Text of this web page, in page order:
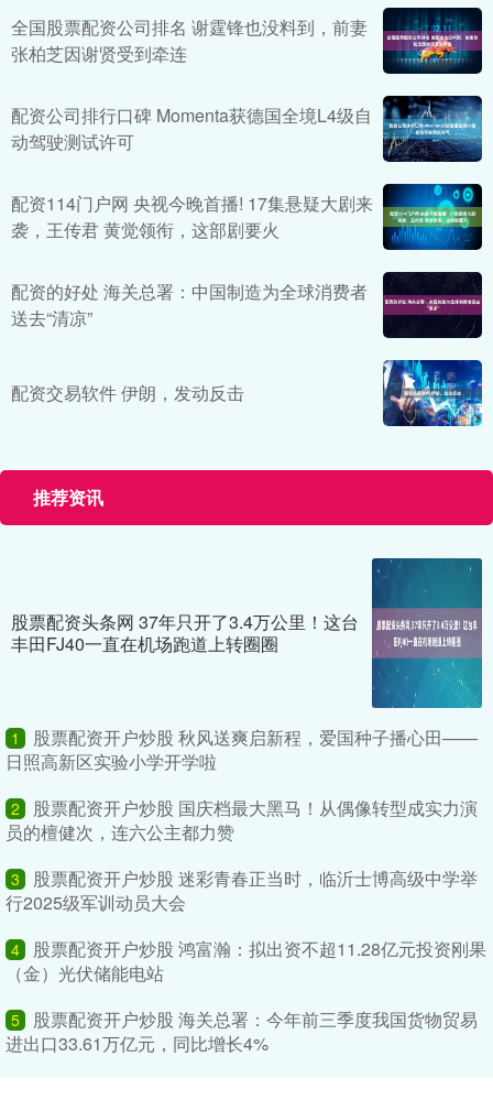
全国股票配资公司排名 谢霆锋也没料到，前妻
张柏芝因谢贤受到牵连
配资公司排行口碑 Momenta获德国全境L4级自
动驾驶测试许可
配资114门户网 央视今晚首播! 17集悬疑大剧来
袭，王传君 黄觉领衔，这部剧要火
配资的好处 海关总署：中国制造为全球消费者
送去“清凉”
配资交易软件 伊朗，发动反击
推荐资讯
股票配资头条网 37年只开了3.4万公里！这台
丰田FJ40一直在机场跑道上转圈圈
1
股票配资开户炒股 秋风送爽启新程，爱国种子播心田——
日照高新区实验小学开学啦
2
股票配资开户炒股 国庆档最大黑马！从偶像转型成实力演
员的檀健次，连六公主都力赞
3
股票配资开户炒股 迷彩青春正当时，临沂士博高级中学举
行2025级军训动员大会
4
股票配资开户炒股 鸿富瀚：拟出资不超11.28亿元投资刚果
（金）光伏储能电站
5
股票配资开户炒股 海关总署：今年前三季度我国货物贸易
进出口33.61万亿元，同比增长4%